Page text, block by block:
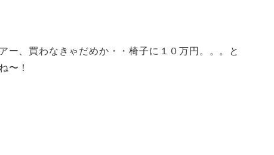
ー、買わなきゃだめか・・椅子に１０万円。。。と
〜！